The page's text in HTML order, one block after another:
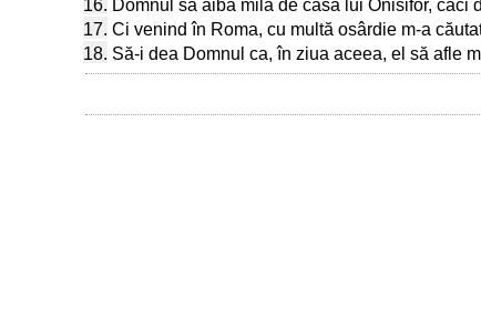
16. Domnul să aibă milă de casa lui Onisifor, căci
17. Ci venind în Roma, cu multă osârdie m-a
18. Să-i dea Domnul ca, în ziua aceea, el să afle